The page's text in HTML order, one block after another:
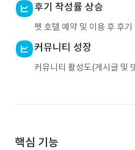
후기 작성률 상승
펫 호텔 예약 및 이용 후 후
커뮤니티 성장
커뮤니티 활성도(게시글 및
핵심 기능